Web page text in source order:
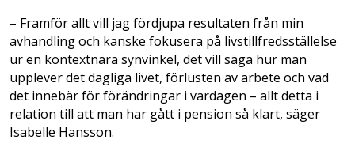
– Framför allt vill jag fördjupa resultaten från min
avhandling och kanske fokusera på livstillfredsställelse
ur en kontextnära synvinkel, det vill säga hur man
upplever det dagliga livet, förlusten av arbete och vad
det innebär för förändringar i vardagen – allt detta i
relation till att man har gått i pension så klart, säger
Isabelle Hansson.